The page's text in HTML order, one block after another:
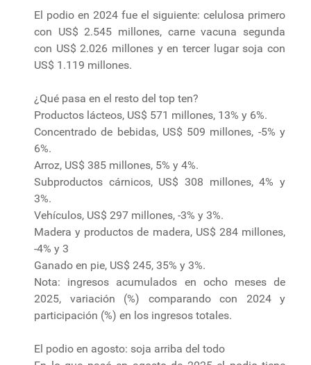
El podio en 2024 fue el siguiente: celulosa primero
con US$ 2.545 millones, carne vacuna segunda
con US$ 2.026 millones y en tercer lugar soja con
US$ 1.119 millones.
¿Qué pasa en el resto del top ten?
Productos lácteos, US$ 571 millones, 13% y 6%.
Concentrado de bebidas, US$ 509 millones, -5% y
6%.
Arroz, US$ 385 millones, 5% y 4%.
Subproductos cárnicos, US$ 308 millones, 4% y
3%.
Vehículos, US$ 297 millones, -3% y 3%.
Madera y productos de madera, US$ 284 millones,
-4% y 3
Ganado en pie, US$ 245, 35% y 3%.
Nota: ingresos acumulados en ocho meses de
2025, variación (%) comparando con 2024 y
participación (%) en los ingresos totales.
El podio en agosto: soja arriba del todo